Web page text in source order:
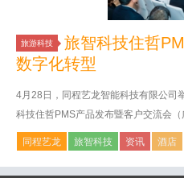
旅游科技
旅智科技住哲
数字化转型
4月28日，同程艺龙智能科技有限公司
科技住哲PMS产品发布暨客户交流会（
同程艺龙 旅智科技 资讯 酒店